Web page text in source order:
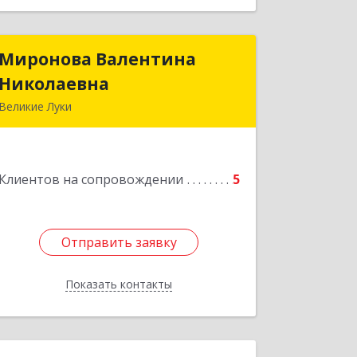
Миронова Валентина
Николаевна
Великие Луки
Клиентов на сопровождении 5
Отправить заявку
Показать контакты
Миронова Валентина
Отправить заявку
Назад